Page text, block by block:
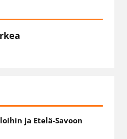
ja Etelä-Savoon